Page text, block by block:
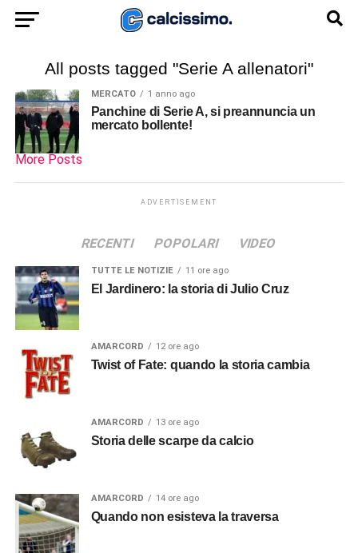
All posts tagged "Serie A allenatori"
MERCATO 1 anno ago
Panchine di Serie A, si preannuncia un
mercato bollente!
More Posts
ADVERTISEMENT
RECENTI POPOLARI VIDEO
TUTTE LE NOTIZIE 11 ore ago
El Jardinero: la storia di Julio Cruz
AMARCORD 12 ore ago
Twist of Fate: quando la storia cambia
AMARCORD 13 ore ago
Storia delle scarpe da calcio
AMARCORD 14 ore ago
Quando non esisteva la traversa